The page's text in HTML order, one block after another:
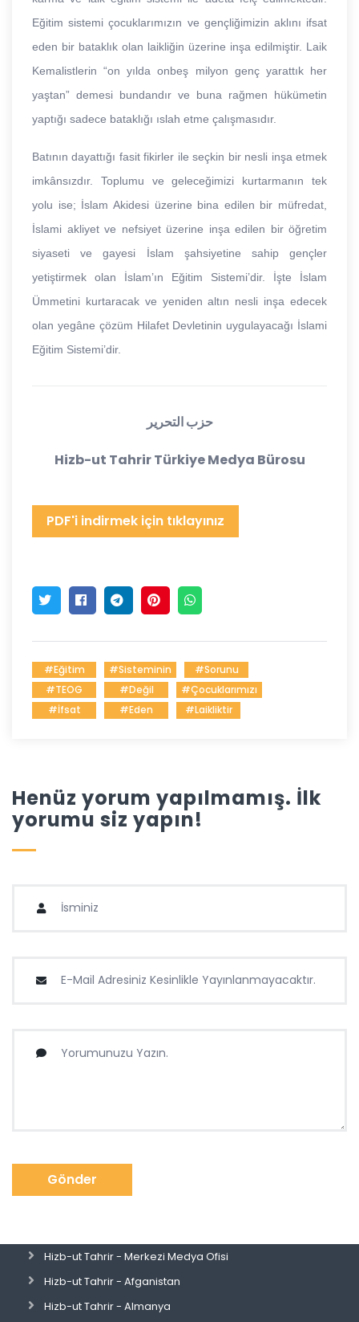
Eğitim sistemi çocuklarımızın ve gençliğimizin aklını ifsat
eden bir bataklık olan laikliğin üzerine inşa edilmiştir. Laik
Kemalistlerin “on yılda onbeş milyon genç yarattık her
yaştan” demesi bundandır ve buna rağmen hükümetin
yaptığı sadece bataklığı ıslah etme çalışmasıdır.
Batının dayattığı fasit fikirler ile seçkin bir nesli inşa etmek
imkânsızdır. Toplumu ve geleceğimizi kurtarmanın tek
yolu ise; İslam Akidesi üzerine bina edilen bir müfredat,
İslami akliyet ve nefsiyet üzerine inşa edilen bir öğretim
siyaseti ve gayesi İslam şahsiyetine sahip gençler
yetiştirmek olan İslam’ın Eğitim Sistemi’dir. İşte İslam
Ümmetini kurtaracak ve yeniden altın nesli inşa edecek
olan yegâne çözüm Hilafet Devletinin uygulayacağı İslami
Eğitim Sistemi’dir.
حزب التحرير
Hizb-ut Tahrir Türkiye Medya Bürosu
PDF'i indirmek için tıklayınız
#Eğitim #Sisteminin
#Sorunu
#TEOG
#Değil
#Çocuklarımızı
#İfsat
#Eden #Laikliktir
Henüz yorum yapılmamış. İlk
yorumu siz yapın!
Gönder
Hizb-ut Tahrir - Merkezi Medya Ofisi
Hizb-ut Tahrir - Afganistan
Hizb-ut Tahrir - Almanya